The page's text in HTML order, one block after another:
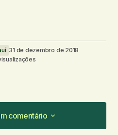
31 de dezembro de 2018
comentário
comentário